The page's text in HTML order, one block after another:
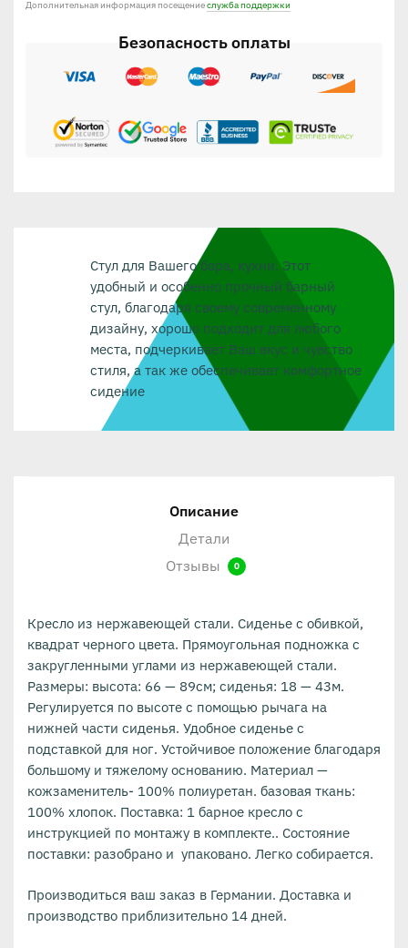
Дополнительная информация посещениеслужба поддержки
Безопасность оплаты
Стул для Вашего бара, кухни. Этот
удобный и особенно прочный барный
стул, благодаря своему современному
дизайну, хорошо подходит для любого
места, подчеркивает Ваш вкус и чувство
стиля, а так же обеспечивает комфортное
сидение
Описание
Детали
Отзывы
0
Кресло из нержавеющей стали. Сиденье с обивкой,
квадрат черного цвета. Прямоугольная подножка с
закругленными углами из нержавеющей стали.
Размеры: высота: 66 — 89см; сиденья: 18 — 43м.
Регулируется по высоте с помощью рычага на
нижней части сиденья. Удобное сиденье с
подставкой для ног. Устойчивое положение благодаря
большому и тяжелому основанию. Материал —
кожзаменитель- 100% полиуретан. базовая ткань:
100% хлопок. Поставка: 1 барное кресло с
инструкцией по монтажу в комплекте.. Состояние
поставки: разобрано и упаковано. Легко собирается.
Производиться ваш заказ в Германии. Доставка и
производство приблизительно 14 дней.